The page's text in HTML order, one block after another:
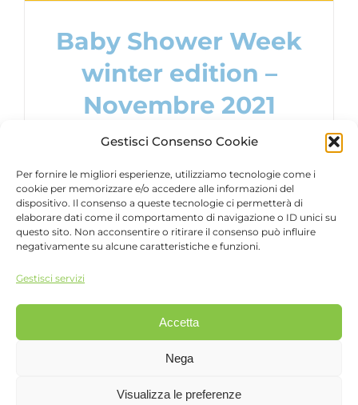
Gestisci Consenso Cookie
Per fornire le migliori esperienze, utilizziamo tecnologie come i
cookie per memorizzare e/o accedere alle informazioni del
dispositivo. Il consenso a queste tecnologie ci permetterà di
elaborare dati come il comportamento di navigazione o ID unici su
questo sito. Non acconsentire o ritirare il consenso può influire
negativamente su alcune caratteristiche e funzioni.
Gestisci servizi
Accetta
Nega
Visualizza le preferenze
Baby Shower Week
winter edition –
Novembre 2021
CARICA ALTRI ARTICOLI
2026 FattoreDigital Srl
FattoreMamma è una divisione diFattoreDigital Srl,
Viale Monza, 12 - 20127 Milano - Tel 02.26882222 - P.IVA